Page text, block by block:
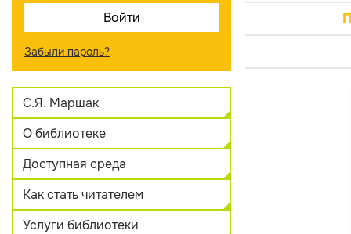
Забыли пароль?
С.Я. Маршак
О библиотеке
Доступная среда
Как стать читателем
Услуги библиотеки